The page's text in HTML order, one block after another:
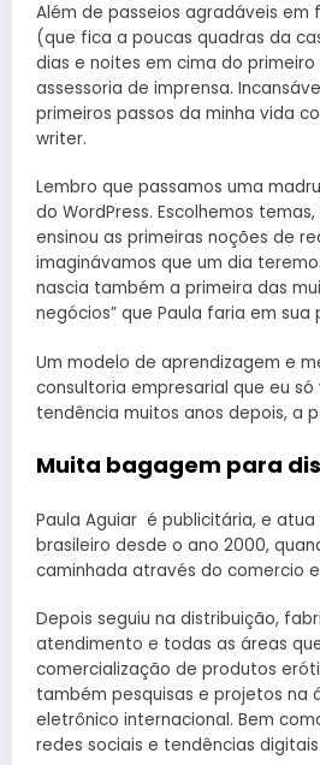
Além de passeios agradáveis em
(que fica a poucas quadras da
dias e noites em cima do
assessoria de imprensa.
primeiros passos da minha vida
writer.
Lembro que passamos uma
do WordPress. Escolhemos
ensinou as primeiras noções de
imaginávamos que um dia
nascia também a primeira das
negócios” que Paula faria em sua
Um modelo de aprendizagem e
consultoria empresarial que eu
tendência muitos anos depois, a
Muita bagagem para
Paula Aguiar é publicitária, e
brasileiro desde o ano 2000,
caminhada através do comercio
Depois seguiu na distribuição,
atendimento e todas as áreas
comercialização de produtos
também pesquisas e projetos na
eletrônico internacional. Bem
redes sociais e tendências digitais.